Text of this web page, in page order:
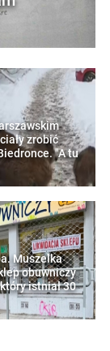
zrobić
"A tu
Muszelka
obuwniczy
istniał 30